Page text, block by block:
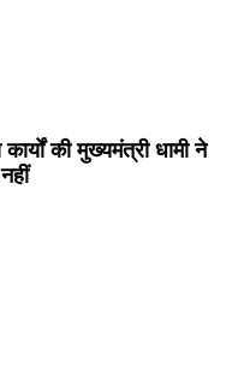
कार्यों की मुख्यमंत्री धामी ने